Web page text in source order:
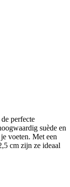
perfecte
suède en
voeten. Met een
cm zijn ze ideaal